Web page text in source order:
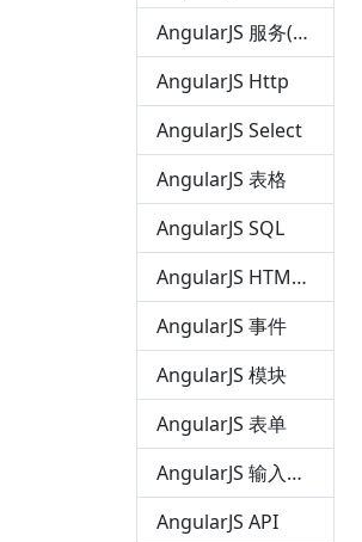
AngularJS 服务(Service)
AngularJS Http
AngularJS Select
AngularJS 表格
AngularJS SQL
AngularJS HTML DOM
AngularJS 事件
AngularJS 模块
AngularJS 表单
AngularJS 输入验证
AngularJS API